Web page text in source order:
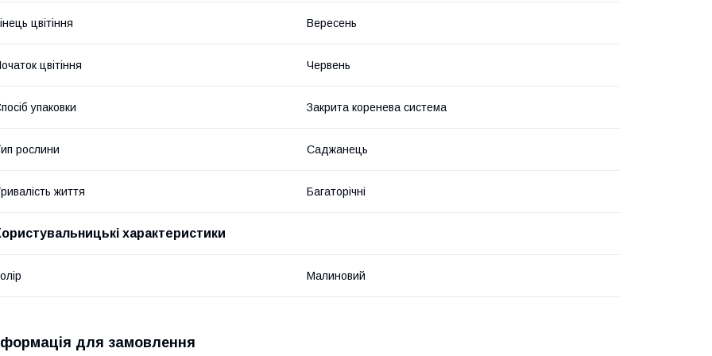
цвітіння Вересень
цвітіння Червень
упаковки Закрита коренева система
рослини Саджанець
життя Багаторічні
характеристики
Малиновий
для замовлення